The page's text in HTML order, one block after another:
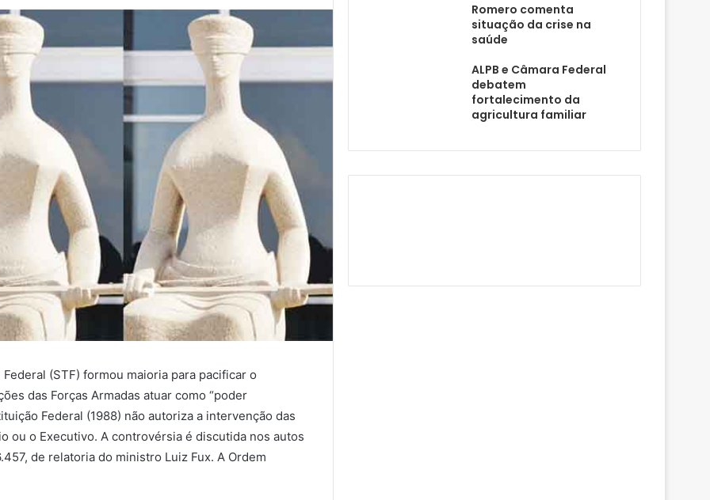
(STF) formou maioria para pacificar o
das Forças Armadas atuar como “poder
Federal (1988) não autoriza a intervenção das
ou o Executivo. A controvérsia é discutida nos autos
de relatoria do ministro Luiz Fux. A Ordem
Romero comenta
situação da crise na
saúde
ALPB e Câmara Federal
debatem
fortalecimento da
agricultura familiar